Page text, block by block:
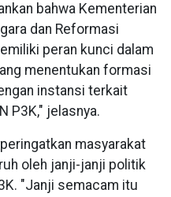
bahwa Kementerian
dan Reformasi
peran kunci dalam
menentukan formasi
instansi terkait
P3K," jelasnya.
masyarakat
oleh janji-janji politik
"Janji semacam itu